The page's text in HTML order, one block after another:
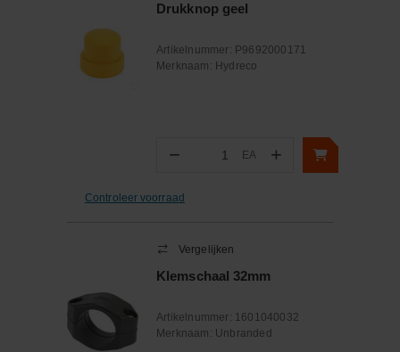
Drukknop geel
Artikelnummer: P9692000171
Merknaam: Hydreco
− Aantal
EA +
Controleer voorraad
Vergelijken
Klemschaal 32mm
Artikelnummer: 1601040032
Merknaam: Unbranded